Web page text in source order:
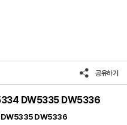
공유하기
DW5335 DW5336
DW5335 DW5336